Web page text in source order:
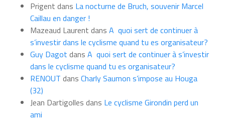
moisPrigent dans La nocturne de Bruch, souvenir Marcel
Caillau en danger !
Mazeaud Laurent dans A quoi sert de continuer à
s’investir dans le cyclisme quand tu es organisateur?
Guy Dagot dans A quoi sert de continuer à s’investir
dans le cyclisme quand tu es organisateur?
RENOUT dans Charly Saumon s’impose au Houga
(32)
Jean Dartigolles dans Le cyclisme Girondin perd un
ami